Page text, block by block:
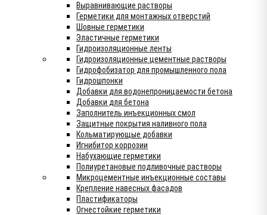
Выравнивающие растворы
Герметики для монтажных отверстий
Шовные герметики
Эластичные герметики
Гидроизоляционные ленты
Гидроизоляционные цементные растворы
Гидрофобизатор для промышленного пола
Гидрошпонки
Добавки для водонепроницаемости бетона
Добавки для бетона
Заполнитель инъекционных смол
Защитные покрытия наливного пола
Кольматирующые добавки
Игнибитор коррозии
Набухающие герметики
Полиуретановые подливочные растворы
Микроцементные инъекционные составы
Крепление навесных фасадов
Пластификаторы
Огнестойкие герметики